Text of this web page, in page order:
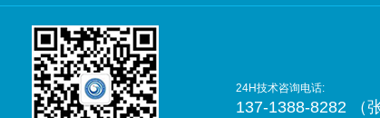
24H技术咨询电话:
137-1388-8282 （